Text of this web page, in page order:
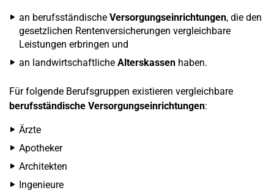
an berufsständische Versorgungseinrichtungen, die den
gesetzlichen Rentenversicherungen vergleichbare
Leistungen erbringen und
an landwirtschaftliche Alterskassen haben.
Für folgende Berufsgruppen existieren vergleichbare
berufsständische Versorgungseinrichtungen:
Ärzte
Apotheker
Architekten
Ingenieure